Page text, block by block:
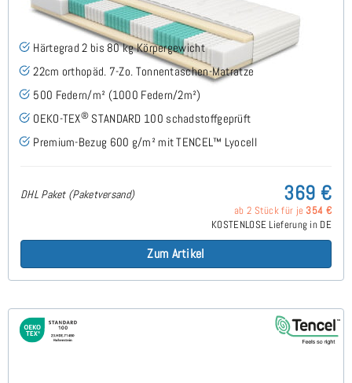
Sonderanfertigung
(489)
Härtegrad 2 bis 80 kg Körpergewicht
22cm orthopäd. 7-Zo. Tonnentaschen-Matratze
500 Federn/m² (1000 Federn/2m²)
OEKO-TEX® STANDARD 100 schadstoffgeprüft
Premium-Bezug 600 g/m² mit TENCEL™ Lyocell
DHL Paket (Paketversand) 369 €
ab 2 Stück für je 354 €
KOSTENLOSE Lieferung in DE
Zum Artikel